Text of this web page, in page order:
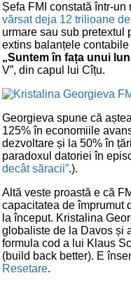
Șefa FMI constată într-
vărsat deja 12 trilioane
urmare sau sub pretextul
extins balanțele contabile
„Suntem în fața unui
V”, din capul lui Cîțu.
Georgieva spune că
125% în economiile
dezvoltare și la 50% în
paradoxul datoriei în
decât săracii”.).
Altă veste proastă e că
capacitatea de împrumut
la început. Kristalina
globaliste de la Davos și
formula cod a lui Klaus
(build back better). E
Resetare.